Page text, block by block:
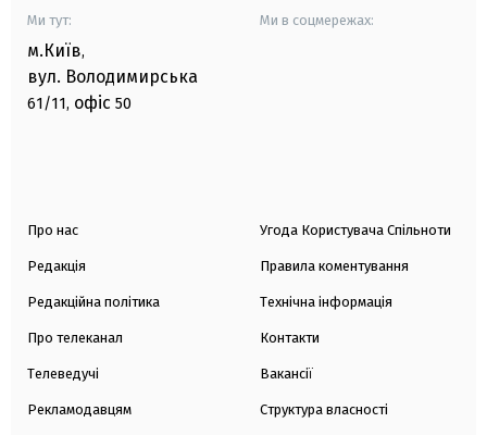
Ми тут:
м.Київ,
вул. Володимирська
61/11, офіс 50
Ми в соцмережах:
Про нас
Редакція
Редакційна політика
Про телеканал
Телеведучі
Рекламодавцям
Угода Користувача Спільноти
Правила коментування
Технічна інформація
Контакти
Вакансії
Структура власності